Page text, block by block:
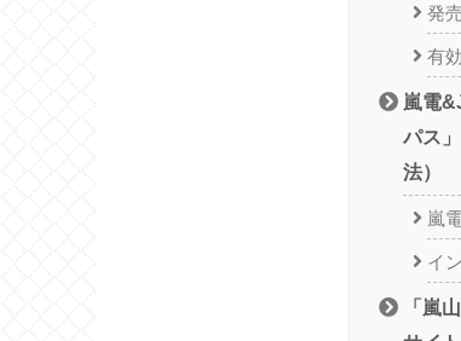
発
有
嵐電
パス
法）
嵐
イ
「嵐